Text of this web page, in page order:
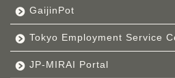
GaijinPot
Tokyo Employment Service
JP-MIRAI Portal